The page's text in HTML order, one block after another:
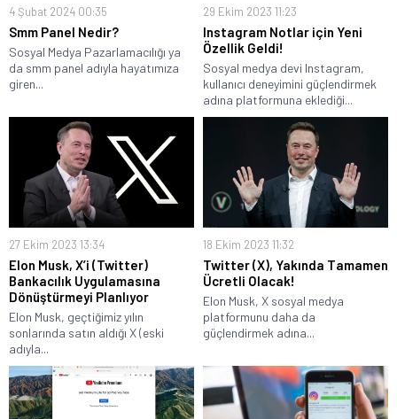
4 Şubat 2024 00:35
Smm Panel Nedir?
Sosyal Medya Pazarlamacılığı ya
da smm panel adıyla hayatımıza
giren...
29 Ekim 2023 11:23
Instagram Notlar için Yeni
Özellik Geldi!
Sosyal medya devi Instagram,
kullanıcı deneyimini güçlendirmek
adına platformuna eklediği...
27 Ekim 2023 13:34
Elon Musk, X’i (Twitter)
Bankacılık Uygulamasına
Dönüştürmeyi Planlıyor
Elon Musk, geçtiğimiz yılın
sonlarında satın aldığı X (eski
adıyla...
18 Ekim 2023 11:32
Twitter (X), Yakında Tamamen
Ücretli Olacak!
Elon Musk, X sosyal medya
platformunu daha da
güçlendirmek adına...